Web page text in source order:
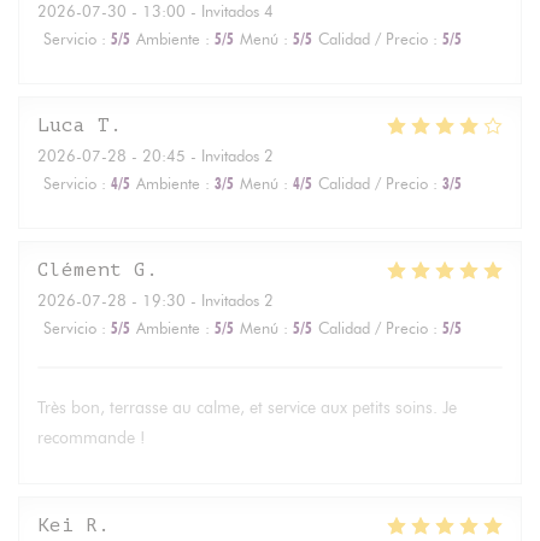
2026-07-30 - 13:00 - Invitados 4
Servicio : 5/5 Ambiente : 5/5 Menú : 5/5 Calidad / Precio : 5/5
Luca T
2026-07-28 - 20:45 - Invitados 2
Servicio : 4/5 Ambiente : 3/5 Menú : 4/5 Calidad / Precio : 3/5
Clément G
2026-07-28 - 19:30 - Invitados 2
Servicio : 5/5 Ambiente : 5/5 Menú : 5/5 Calidad / Precio : 5/5
Très bon, terrasse au calme, et service aux petits soins. Je
recommande !
Kei R